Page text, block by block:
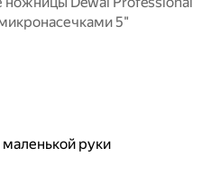
5"
маленькой руки